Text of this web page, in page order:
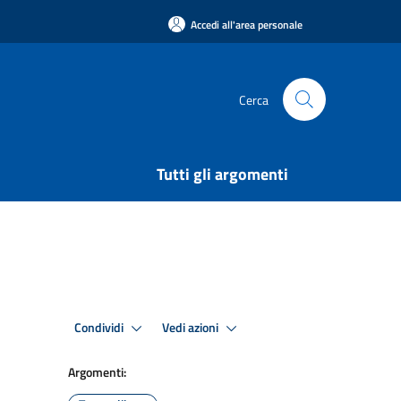
Accedi all'area personale
Cerca
Tutti gli argomenti
Condividi Vedi azioni
Argomenti: